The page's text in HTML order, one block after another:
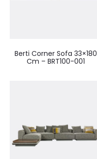
Berti Corner Sofa 33×180
Cm – BRT100-001